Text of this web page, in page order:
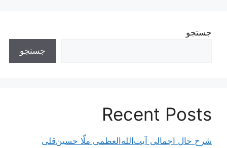
جستجو
جستجو
Recent Posts
شرح حال اجمالی آیت‌الله‌العظمی ملّا حسین‌قلی